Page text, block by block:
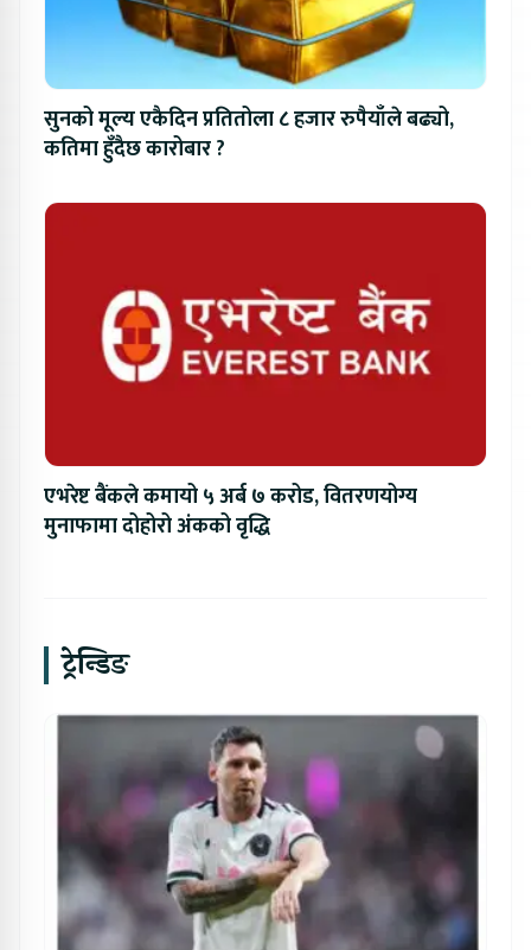
सुनको मूल्य एकैदिन प्रतितोला ८ हजार रुपैयाँले बढ्यो,
कतिमा हुँदैछ कारोबार ?
एभरेष्ट बैंकले कमायो ५ अर्ब ७ करोड, वितरणयोग्य
मुनाफामा दोहोरो अंकको वृद्धि
ट्रेन्डिङ